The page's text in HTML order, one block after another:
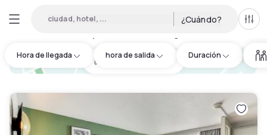
ciudad, hotel, ... ¿Cuándo?
Hora de llegada hora de salida Duración
hotel.cta.view_map